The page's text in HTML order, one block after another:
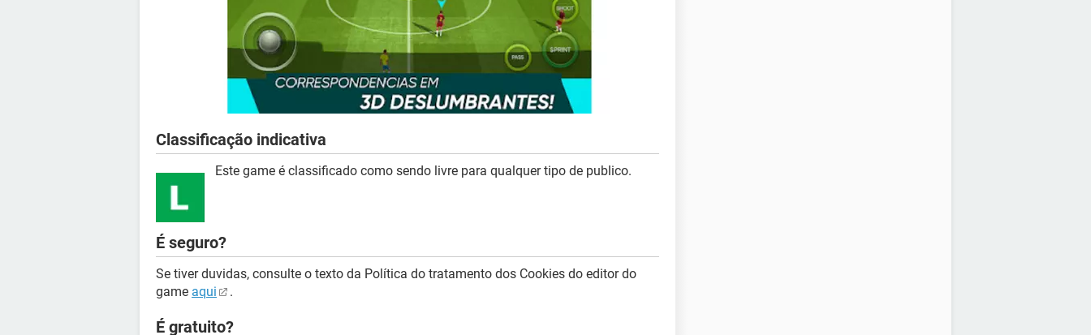
Classificação indicativa
Este game é classificado como sendo livre para qualquer tipo de publico.
É seguro?
Se tiver duvidas, consulte o texto da Política do tratamento dos Cookies do editor do
game aqui .
É gratuito?